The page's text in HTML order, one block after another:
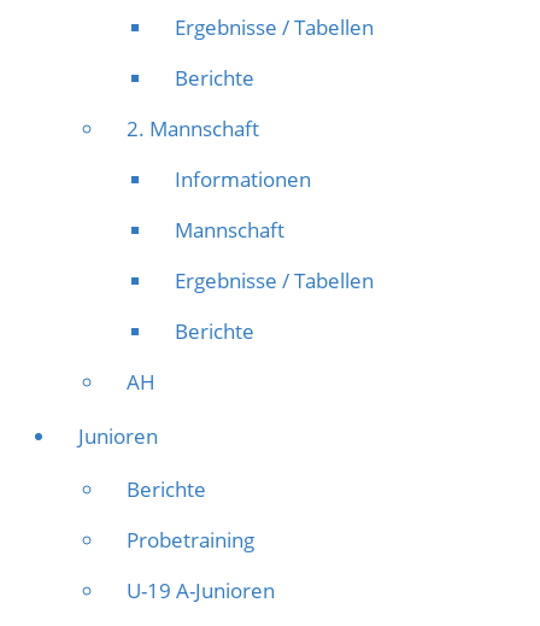
Ergebnisse / Tabellen
Berichte
2. Mannschaft
Informationen
Mannschaft
Ergebnisse / Tabellen
Berichte
AH
Junioren
Berichte
Probetraining
U-19 A-Junioren